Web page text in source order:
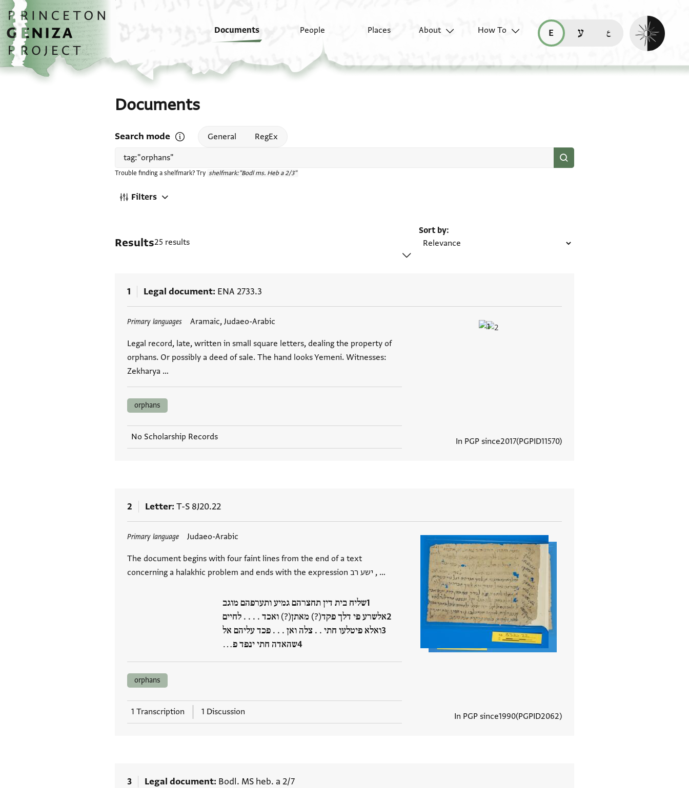
Skip to main content
home
Documents People Places About
How To
read this page in English (en)
קריאת העמוד ב-עברית (he)
Enable dark
Documents
Search mode Open search mode help
General RegEx
Trouble finding a shelfmark? Try shelfmark:"Bodl ms. Heb a 2/3"
Filters
Results25 results
Sort by
1 Legal document ENA 2733.3
Primary languages Aramaic, Judaeo-Arabic
Legal record, late, written in small square letters, dealing the property of
orphans. Or possibly a deed of sale. The hand looks Yemeni. Witnesses:
Zekharya …
Tags
orphans
No Scholarship Records In PGP since2017 PGPID11570
2 Letter T-S 8J20.22
Primary language Judaeo-Arabic
The document begins with four faint lines from the end of a text
concerning a halakhic problem and ends with the expression ישע רב , …
שליח בית דין תחצרהם גמיע ותערפהם מוגב
אלשרע פי דלך פקד(?) מאתן(?) ואכד . . . . לחיים
ואלא פיטלעו חתי . . צלה ואן . . . פכד עליהם אל
שהאדה חתי ינפד פ…
Tags
orphans
1 Transcription 1 Discussion In PGP since1990 PGPID2062
3 Legal document Bodl. MS heb. a 2/7